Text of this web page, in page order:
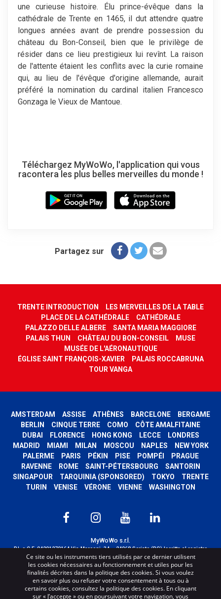
une curieuse histoire. Élu prince-évêque dans la
cathédrale de Trente en 1465, il dut attendre quatre
longues années avant de prendre possession du
château du Bon-Conseil, bien que le privilège de
résider dans ce lieu prestigieux lui revînt. La raison
de l'attente étaient les conflits avec la curie romaine
qui, au lieu de l'évêque d'origine allemande, aurait
préféré la nomination du cardinal italien Francesco
Gonzaga le Vieux de Mantoue.
Téléchargez MyWoWo, l'application qui vous
racontera les plus belles merveilles du monde !
Partagez sur
TRENTE INTRODUCTION
LES MERVEILLES DE LA TABLE
PLACE DE LA CATHÉDRALE
CATHÉDRALE
PALAZZO DELLE ALBERE
SANTA MARIA MAGGIORE
PALAIS THUN
CHÂTEAU DU BON-CONSEIL
MUSE
MUSÉE DE L'AÉRONAUTIQUE
ÉGLISE SAINT FRANÇOIS-XAVIER
PALAIS ROCCABRUNA
TOUR VANGA
AMSTERDAM ASSISE ATHÈNES BARCELONE
BERGAME
BERLIN
CINQUE TERRE COMO
CÔTE AMALFITAINE
DUBAI
FLORENCE HONG KONG LECCE
LONDRES
MADRID
MIAMI MILAN MOSCOU NAPLES
NEW YORK
PALERME
PARIS PÉKIN PISE POMPÉI
PRAGUE
RAVENNE
ROME SAINT-PÉTERSBOURG
SANTORIN
SINGAPOUR
TARQUINIA (SPONSORED) TOKYO
TRENTE
TURIN
VENISE VÉRONE VIENNE WASHINGTON
MyWoWo s.r.l.
P.I. e C.F. 04201270164 Via Marconi, 34 – 24068 Seriate (BG) Iscritta al registro
delle imprese di Bergamo con n° iscrizione 443941 – Cap.Soc. € 100.000,00 i.v.
TERMS AND CONDITIONS-CREDITS
Ce site ou les instruments tiers utilisés par ce dernier utilisent
les cookies nécessaires au fonctionnement et utiles pour les
finalités décrites dans la politique des cookies. Si vous voulez
en savoir plus ou refuser votre consentement à tous ou à
certains cookies, consultez la politique des cookies. En cliquant
sur « J’accepte » ou en poursuivant votre navigation, vous